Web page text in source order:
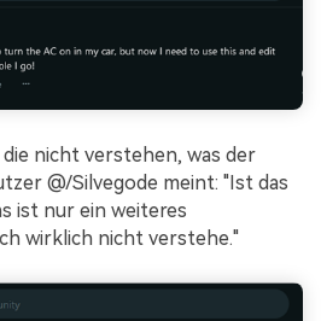
nicht verstehen, was der
@/Silvegode meint: "Ist das
ist nur ein weiteres
wirklich nicht verstehe."